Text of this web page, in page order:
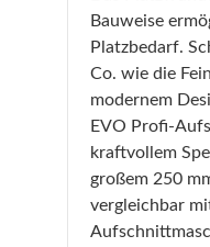
Bauweise
Platzbedarf.
Co. wie die
modernem
EVO Profi-
kraftvollem
großem 250
vergleichbar